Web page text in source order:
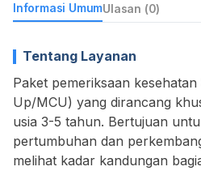
Informasi UmumUlasan (0)
Tentang Layanan
Paket pemeriksaan
Up/MCU) yang dirancang
usia 3-5 tahun. Bertujuan
pertumbuhan dan
melihat kadar kandungan